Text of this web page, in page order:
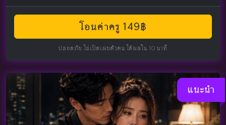
โอนค่าครู 149฿
ปลอดภัย ไม่เปิดเผยตัวตน ได้ผลใน 10 นาที
แนะนำ